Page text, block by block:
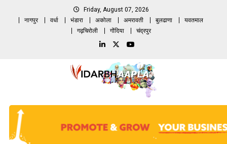
Friday, August 07, 2026
नागपुर
वर्धा भंडारा अकोला अमरावती बुलढाणा
यवतमाल
गढ़चिरोली
गोंदिया चंद्रपुर